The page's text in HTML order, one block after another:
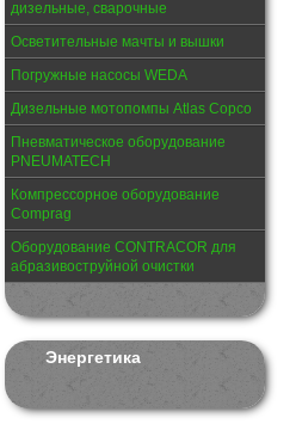
дизельные, сварочные
Осветительные мачты и вышки
Погружные насосы WEDA
Дизельные мотопомпы Atlas Copco
Пневматическое оборудование
PNEUMATECH
Компрессорное оборудование
Comprag
Оборудование CONTRACOR для
абразивоструйной очистки
Энергетика